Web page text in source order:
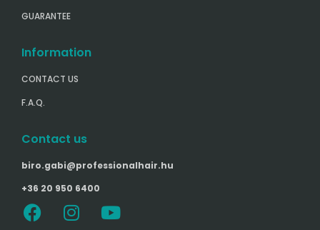
GUARANTEE
Information
CONTACT US
F.A.Q.
Contact us
biro.gabi@professionalhair.hu
+36 20 950 6400